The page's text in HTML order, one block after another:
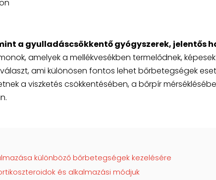
a gyulladáscsökkentő gyógyszerek, jelentős
amelyek a mellékvesékben termelődnek,
ami különösen fontos lehet bőrbetegségek
a viszketés csökkentésében, a bőrpír
különböző bőrbetegségek kezelésére
és alkalmazási módjuk